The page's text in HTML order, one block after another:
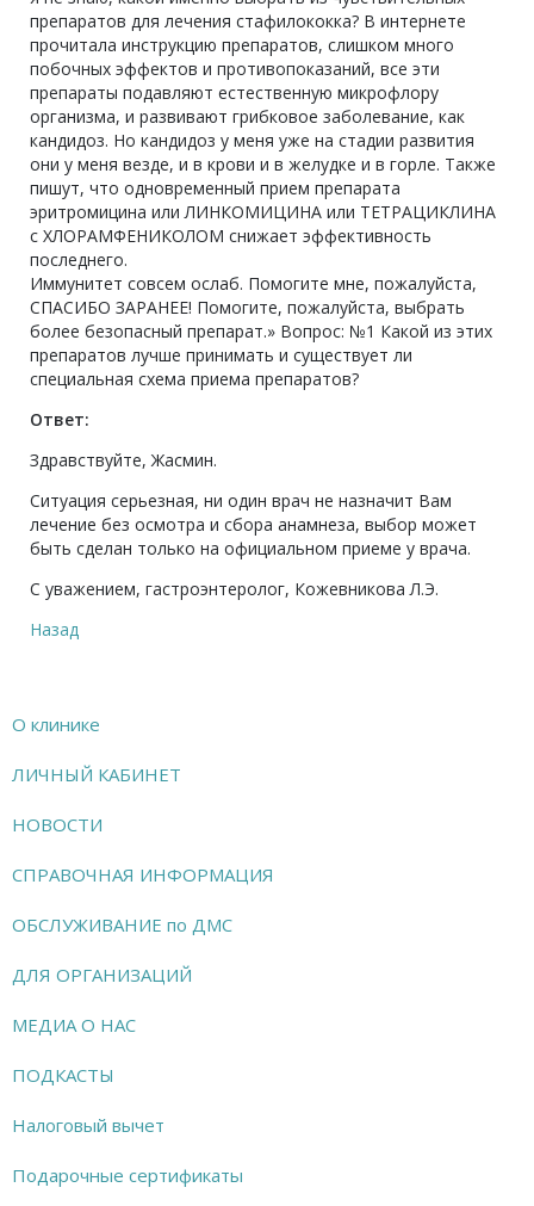
препаратов для лечения стафилококка? В интернете
прочитала инструкцию препаратов, слишком много
побочных эффектов и противопоказаний, все эти
препараты подавляют естественную микрофлору
организма, и развивают грибковое заболевание, как
кандидоз. Но кандидоз у меня уже на стадии развития
они у меня везде, и в крови и в желудке и в горле. Также
пишут, что одновременный прием препарата
эритромицина или ЛИНКОМИЦИНА или ТЕТРАЦИКЛИНА
с ХЛОРАМФЕНИКОЛОМ снижает эффективность
последнего.
Иммунитет совсем ослаб. Помогите мне, пожалуйста,
СПАСИБО ЗАРАНЕЕ! Помогите, пожалуйста, выбрать
более безопасный препарат.» Вопрос: №1 Какой из этих
препаратов лучше принимать и существует ли
специальная схема приема препаратов?
Ответ:
Здравствуйте, Жасмин.
Ситуация серьезная, ни один врач не назначит Вам
лечение без осмотра и сбора анамнеза, выбор может
быть сделан только на официальном приеме у врача.
С уважением, гастроэнтеролог, Кожевникова Л.Э.
Назад
О клинике
ЛИЧНЫЙ КАБИНЕТ
НОВОСТИ
СПРАВОЧНАЯ ИНФОРМАЦИЯ
ОБСЛУЖИВАНИЕ по ДМС
ДЛЯ ОРГАНИЗАЦИЙ
МЕДИА О НАС
ПОДКАСТЫ
Налоговый вычет
Подарочные сертификаты